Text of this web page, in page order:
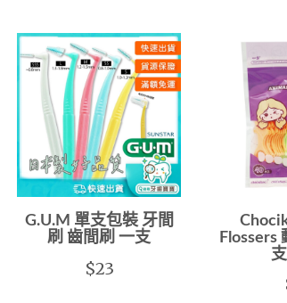
G.U.M 單支包裝 牙間
刷 齒間刷 一支
$23
Flossers